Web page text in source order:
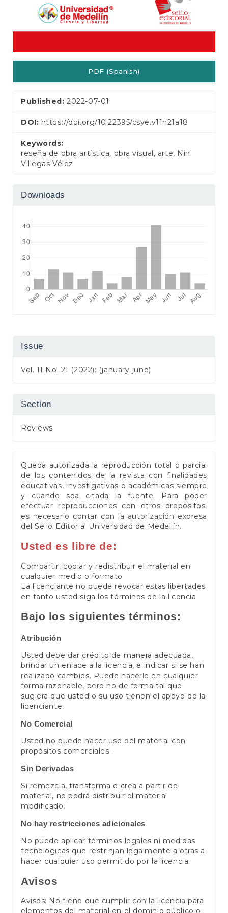
PDF (Spanish)
Published:2022-07-01
DOI: https://doi.org/10.22395/csye.v11n21a18
Keywords:
reseña de obra artística, obra visual, arte, Nini
Villegas Vélez
Downloads
Issue
Vol. 11 No. 21 (2022): (january-june)
Section
Reviews
Queda autorizada la reproducción total o parcial
de los contenidos de la revista con finalidades
educativas, investigativas o académicas siempre
y cuando sea citada la fuente. Para poder
efectuar reproducciones con otros propósitos,
es necesario contar con la autorización expresa
del Sello Editorial Universidad de Medellín.
Usted es libre de:
Compartir, copiar y redistribuir el material en
cualquier medio o formato
La licenciante no puede revocar estas libertades
en tanto usted siga los términos de la licencia
Bajo los siguientes términos:
Atribución
Usted debe dar crédito de manera adecuada,
brindar un enlace a la licencia, e indicar si se han
realizado cambios. Puede hacerlo en cualquier
forma razonable, pero no de forma tal que
sugiera que usted o su uso tienen el apoyo de la
licenciante.
No Comercial
Usted no puede hacer uso del material con
propósitos comerciales .
Sin Derivadas
Si remezcla, transforma o crea a partir del
material, no podrá distribuir el material
modificado.
No hay restricciones adicionales
No puede aplicar términos legales ni medidas
tecnológicas que restrinjan legalmente a otras a
hacer cualquier uso permitido por la licencia.
Avisos
Avisos: No tiene que cumplir con la licencia para